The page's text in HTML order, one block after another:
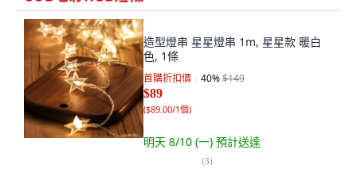
造型燈串 星星燈串 1m, 星星款 暖白
色, 1條
首購折扣價 40%$149
$89
($89.00/1個)
明天 8/10 (一) 預計送達
(3)